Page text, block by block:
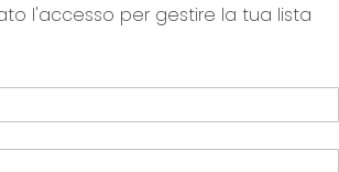
l'accesso per gestire la tua lista